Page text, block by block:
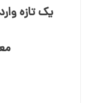
یک تازه⁯